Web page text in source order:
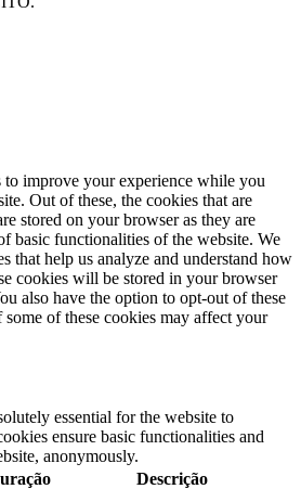
to improve your experience while you
Out of these, the cookies that are
stored on your browser as they are
basic functionalities of the website. We
that help us analyze and understand how
cookies will be stored in your browser
also have the option to opt-out of these
of these cookies may affect your
essential for the website to
ensure basic functionalities and
anonymously.
Descrição